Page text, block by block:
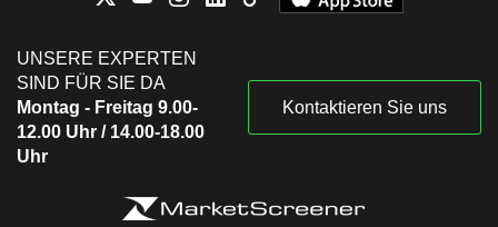
UNSERE EXPERTEN
SIND FÜR SIE DA
Montag - Freitag 9.00-
12.00 Uhr / 14.00-18.00
Uhr
Kontaktieren Sie uns